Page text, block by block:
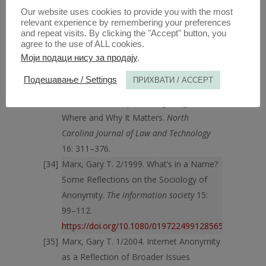
Meeting 99: 112–115.
https://doi.org/10.1017/S0272503700071196
Maffesoli, Michel. 1996. The Time of the
Tribes: The Decline of Individualism in
. London: SAGE Publications.
Martin, Jason A, Anthony L. Fargo.
Where and Why It Matters. North
Carolina Journal of Law and Technology
16: 311–376.
Marx, Gary T. 2/1999. What’s in a Name?
Some Reflections on the Sociology of
Anonymity. The information society15:
99–112.
https://doi.org/10.1080/019722499128565
Marx, Gary T. 1/2004. Internet Anonymity
as a Reflection of Broader Issues
Our website uses cookies to provide you with the most
relevant experience by remembering your preferences
and repeat visits. By clicking the "Accept" button, you
agree to the use of ALL cookies.
Моји подаци нису за продају.
Подешавање / Settings ПРИХВАТИ / ACCEPT